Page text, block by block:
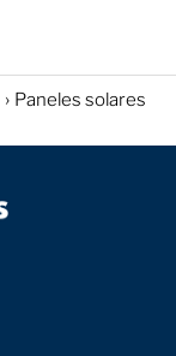
Paneles solares